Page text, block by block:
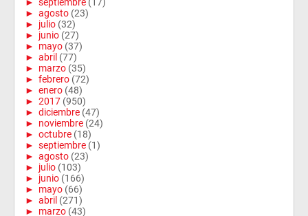
► agosto (23)
► julio (32)
► junio (27)
► mayo (37)
► abril (77)
► marzo (35)
► febrero (72)
► enero (48)
► 2017 (950)
► diciembre (47)
► noviembre (24)
► octubre (18)
► septiembre (1)
► agosto (23)
► julio (103)
► junio (166)
► mayo (66)
► abril (271)
► marzo (43)